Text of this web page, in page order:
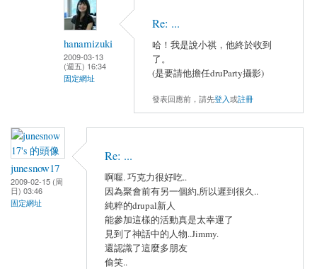
hanamizuki
2009-03-13
(週五) 16:34
固定網址
Re: ...
哈！我是說小祺，他終於收到
了。
(是要請他擔任druParty攝影)
發表回應前，請先登入或註冊
junesnow17
2009-02-15 (周
日) 03:46
固定網址
Re: ...
啊喔. 巧克力很好吃..
因為聚會前有另一個約,所以遲到很久..
純粹的drupal新人
能參加這樣的活動真是太幸運了
見到了神話中的人物..Jimmy.
還認識了這麼多朋友
偷笑..